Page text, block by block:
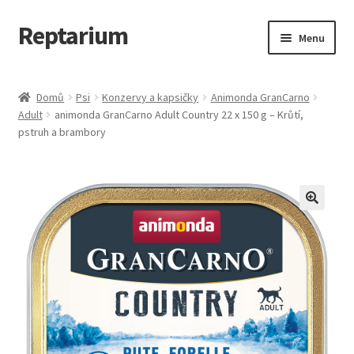
Přeskočit
na
Přejít
k
webu
Reptarium Menu
Košík
Můj účet
Obchod
Pokladna
Vše pro kočky
Domů Psi Konzervy a kapsičky
Animonda GranCarno
Adult
animonda GranCarno Adult Country 22 x 150 g – Krůtí,
pstruh a brambory